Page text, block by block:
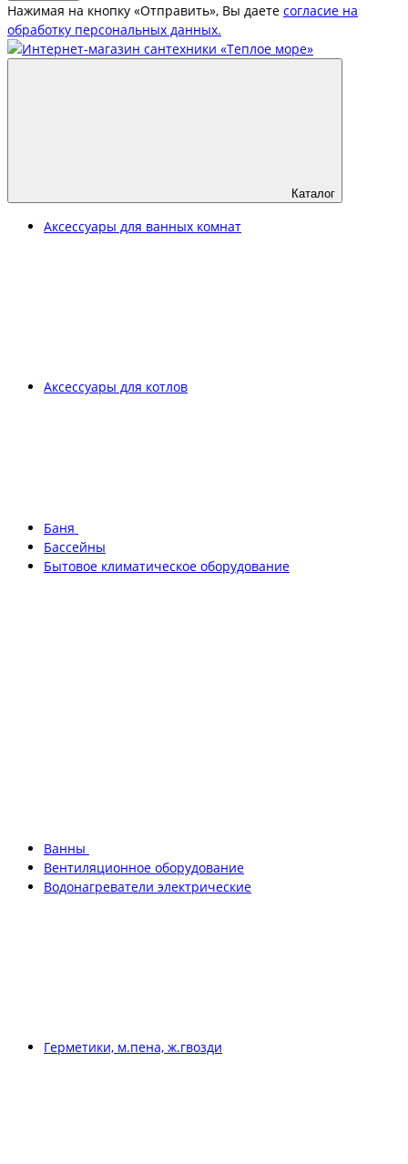
Нажимая на кнопку «Отправить», Вы даете согласие на
обработку персональных данных.
Каталог
Аксессуары для ванных комнат
Аксессуары для котлов
Баня
Бассейны
Бытовое климатическое оборудование
Ванны
Вентиляционное оборудование
Водонагреватели электрические
Герметики, м.пена, ж.гвозди